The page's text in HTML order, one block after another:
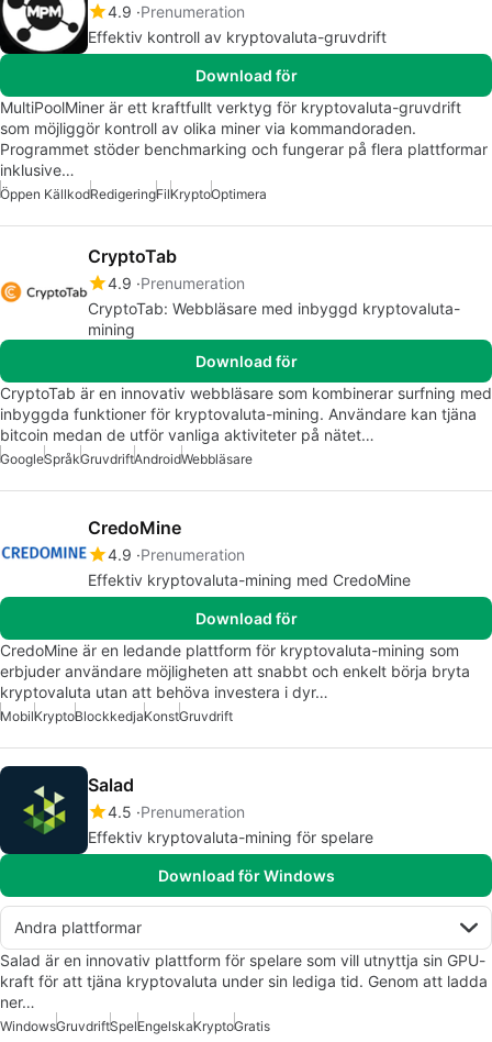
4.9 Prenumeration
Effektiv kontroll av kryptovaluta-gruvdrift
Download för
MultiPoolMiner är ett kraftfullt verktyg för kryptovaluta-gruvdrift
som möjliggör kontroll av olika miner via kommandoraden.
Programmet stöder benchmarking och fungerar på flera plattformar
inklusive…
Öppen KällkodRedigeringFilKryptoOptimera
CryptoTab
4.9 Prenumeration
CryptoTab: Webbläsare med inbyggd kryptovaluta-
mining
Download för
CryptoTab är en innovativ webbläsare som kombinerar surfning med
inbyggda funktioner för kryptovaluta-mining. Användare kan tjäna
bitcoin medan de utför vanliga aktiviteter på nätet…
GoogleSpråkGruvdriftAndroidWebbläsare
CredoMine
4.9 Prenumeration
Effektiv kryptovaluta-mining med CredoMine
Download för
CredoMine är en ledande plattform för kryptovaluta-mining som
erbjuder användare möjligheten att snabbt och enkelt börja bryta
kryptovaluta utan att behöva investera i dyr…
MobilKryptoBlockkedjaKonstGruvdrift
Salad
4.5 Prenumeration
Effektiv kryptovaluta-mining för spelare
Download för Windows
Andra plattformar
Salad är en innovativ plattform för spelare som vill utnyttja sin GPU-
kraft för att tjäna kryptovaluta under sin lediga tid. Genom att ladda
ner…
WindowsGruvdriftSpelEngelskaKryptoGratis